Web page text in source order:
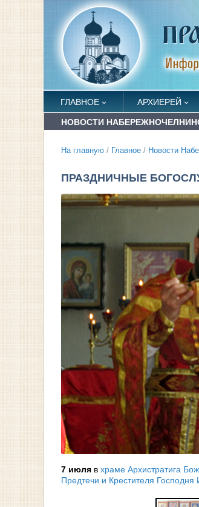
ГЛАВНОЕ АРХИЕРЕЙ
НОВОСТИ
На главную / Главное / Новости
ПРАЗДНИЧНЫЕ
7 июля в храме Архистратига
Предтечи и Крестителя Господня